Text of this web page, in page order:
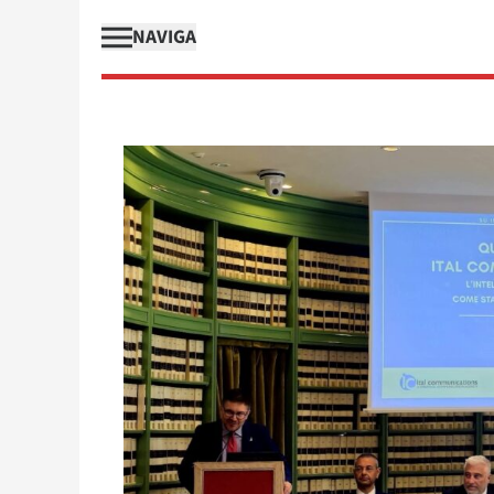
NAVIGA